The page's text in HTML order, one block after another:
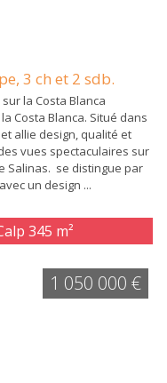
3 ch et 2 sdb.
la Costa Blanca
Costa Blanca. Situé dans
allie design, qualité et
vues spectaculaires sur
Salinas. se distingue par
un design ...
345 m²
1 050 000 €